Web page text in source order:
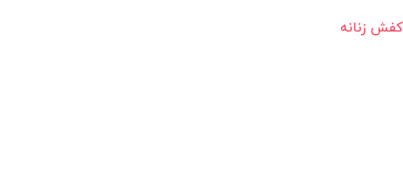
کفش زنانه